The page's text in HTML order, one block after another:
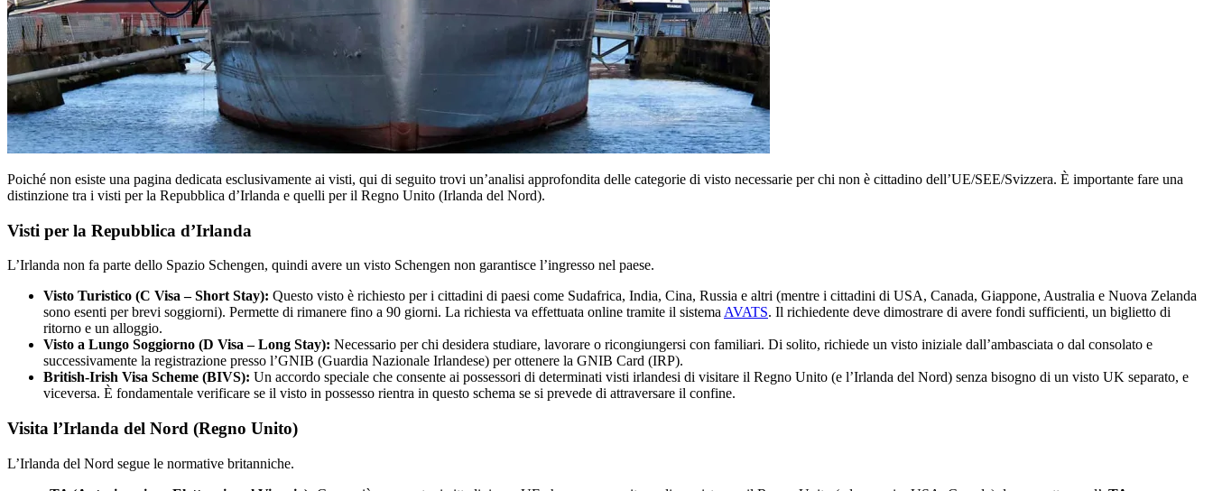
Poiché non esiste una pagina dedicata esclusivamente ai visti, qui di seguito trovi un’analisi approfondita delle categorie di visto necessarie per chi non è cittadino dell’UE/SEE/Svizzera. È importante fare una
distinzione tra i visti per la Repubblica d’Irlanda e quelli per il Regno Unito (Irlanda del Nord).
Visti per la Repubblica d’Irlanda
L’Irlanda non fa parte dello Spazio Schengen, quindi avere un visto Schengen non garantisce l’ingresso nel paese.
Visto Turistico (C Visa – Short Stay): Questo visto è richiesto per i cittadini di paesi come Sudafrica, India, Cina, Russia e altri (mentre i cittadini di USA, Canada, Giappone, Australia e Nuova Zelanda
sono esenti per brevi soggiorni). Permette di rimanere fino a 90 giorni. La richiesta va effettuata online tramite il sistemaAVATS. Il richiedente deve dimostrare di avere fondi sufficienti, un biglietto di
ritorno e un alloggio.
Visto a Lungo Soggiorno (D Visa – Long Stay): Necessario per chi desidera studiare, lavorare o ricongiungersi con familiari. Di solito, richiede un visto iniziale dall’ambasciata o dal consolato e
successivamente la registrazione presso l’GNIB (Guardia Nazionale Irlandese) per ottenere la GNIB Card (IRP).
British-Irish Visa Scheme (BIVS): Un accordo speciale che consente ai possessori di determinati visti irlandesi di visitare il Regno Unito (e l’Irlanda del Nord) senza bisogno di un visto UK separato, e
viceversa. È fondamentale verificare se il visto in possesso rientra in questo schema se si prevede di attraversare il confine.
Visita l’Irlanda del Nord (Regno Unito)
L’Irlanda del Nord segue le normative britanniche.